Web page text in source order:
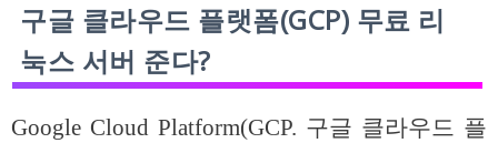
구글 클라우드 플랫폼(GCP) 무료 리
눅스 서버 준다?
Google Cloud Platform(GCP. 구글 클라우드 플